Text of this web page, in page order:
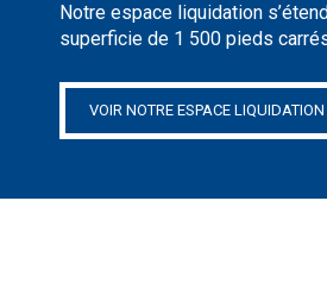
Notre espace liquidation
superficie de 1 500 pieds
VOIR NOTRE ESPACE LIQUIDATION